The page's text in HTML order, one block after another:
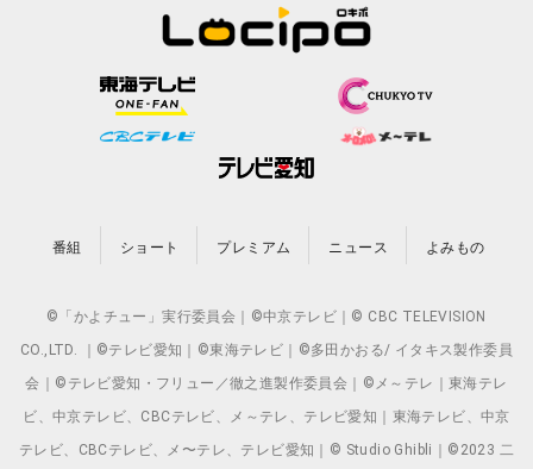
番組 ショート プレミアム ニュース よみもの
©「かよチュー」実行委員会｜©中京テレビ｜© CBC TELEVISION
CO.,LTD. ｜©テレビ愛知｜©東海テレビ｜©多田かおる/ イタキス製作委員
会｜©テレビ愛知・フリュー／徹之進製作委員会｜©メ～テレ｜東海テレ
ビ、中京テレビ、CBCテレビ、メ～テレ、テレビ愛知｜東海テレビ、中京
テレビ、CBCテレビ、メ〜テレ、テレビ愛知｜© Studio Ghibli｜©2023 二